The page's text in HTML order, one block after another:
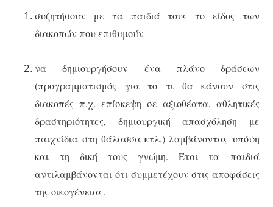
συζητήσουν με τα παιδιά τους το είδος των
διακοπών που επιθυμούν
να δημιουργήσουν ένα πλάνο δράσεων
(προγραμματισμός για το τι θα κάνουν στις
διακοπές π.χ. επίσκεψη σε αξιοθέατα, αθλητικές
δραστηριότητες, δημιουργική απασχόληση με
παιχνίδια στη θάλασσα κτλ.) λαμβάνοντας υπόψη
και τη δική τους γνώμη. Έτσι τα παιδιά
αντιλαμβάνονται ότι συμμετέχουν στις αποφάσεις
της οικογένειας.